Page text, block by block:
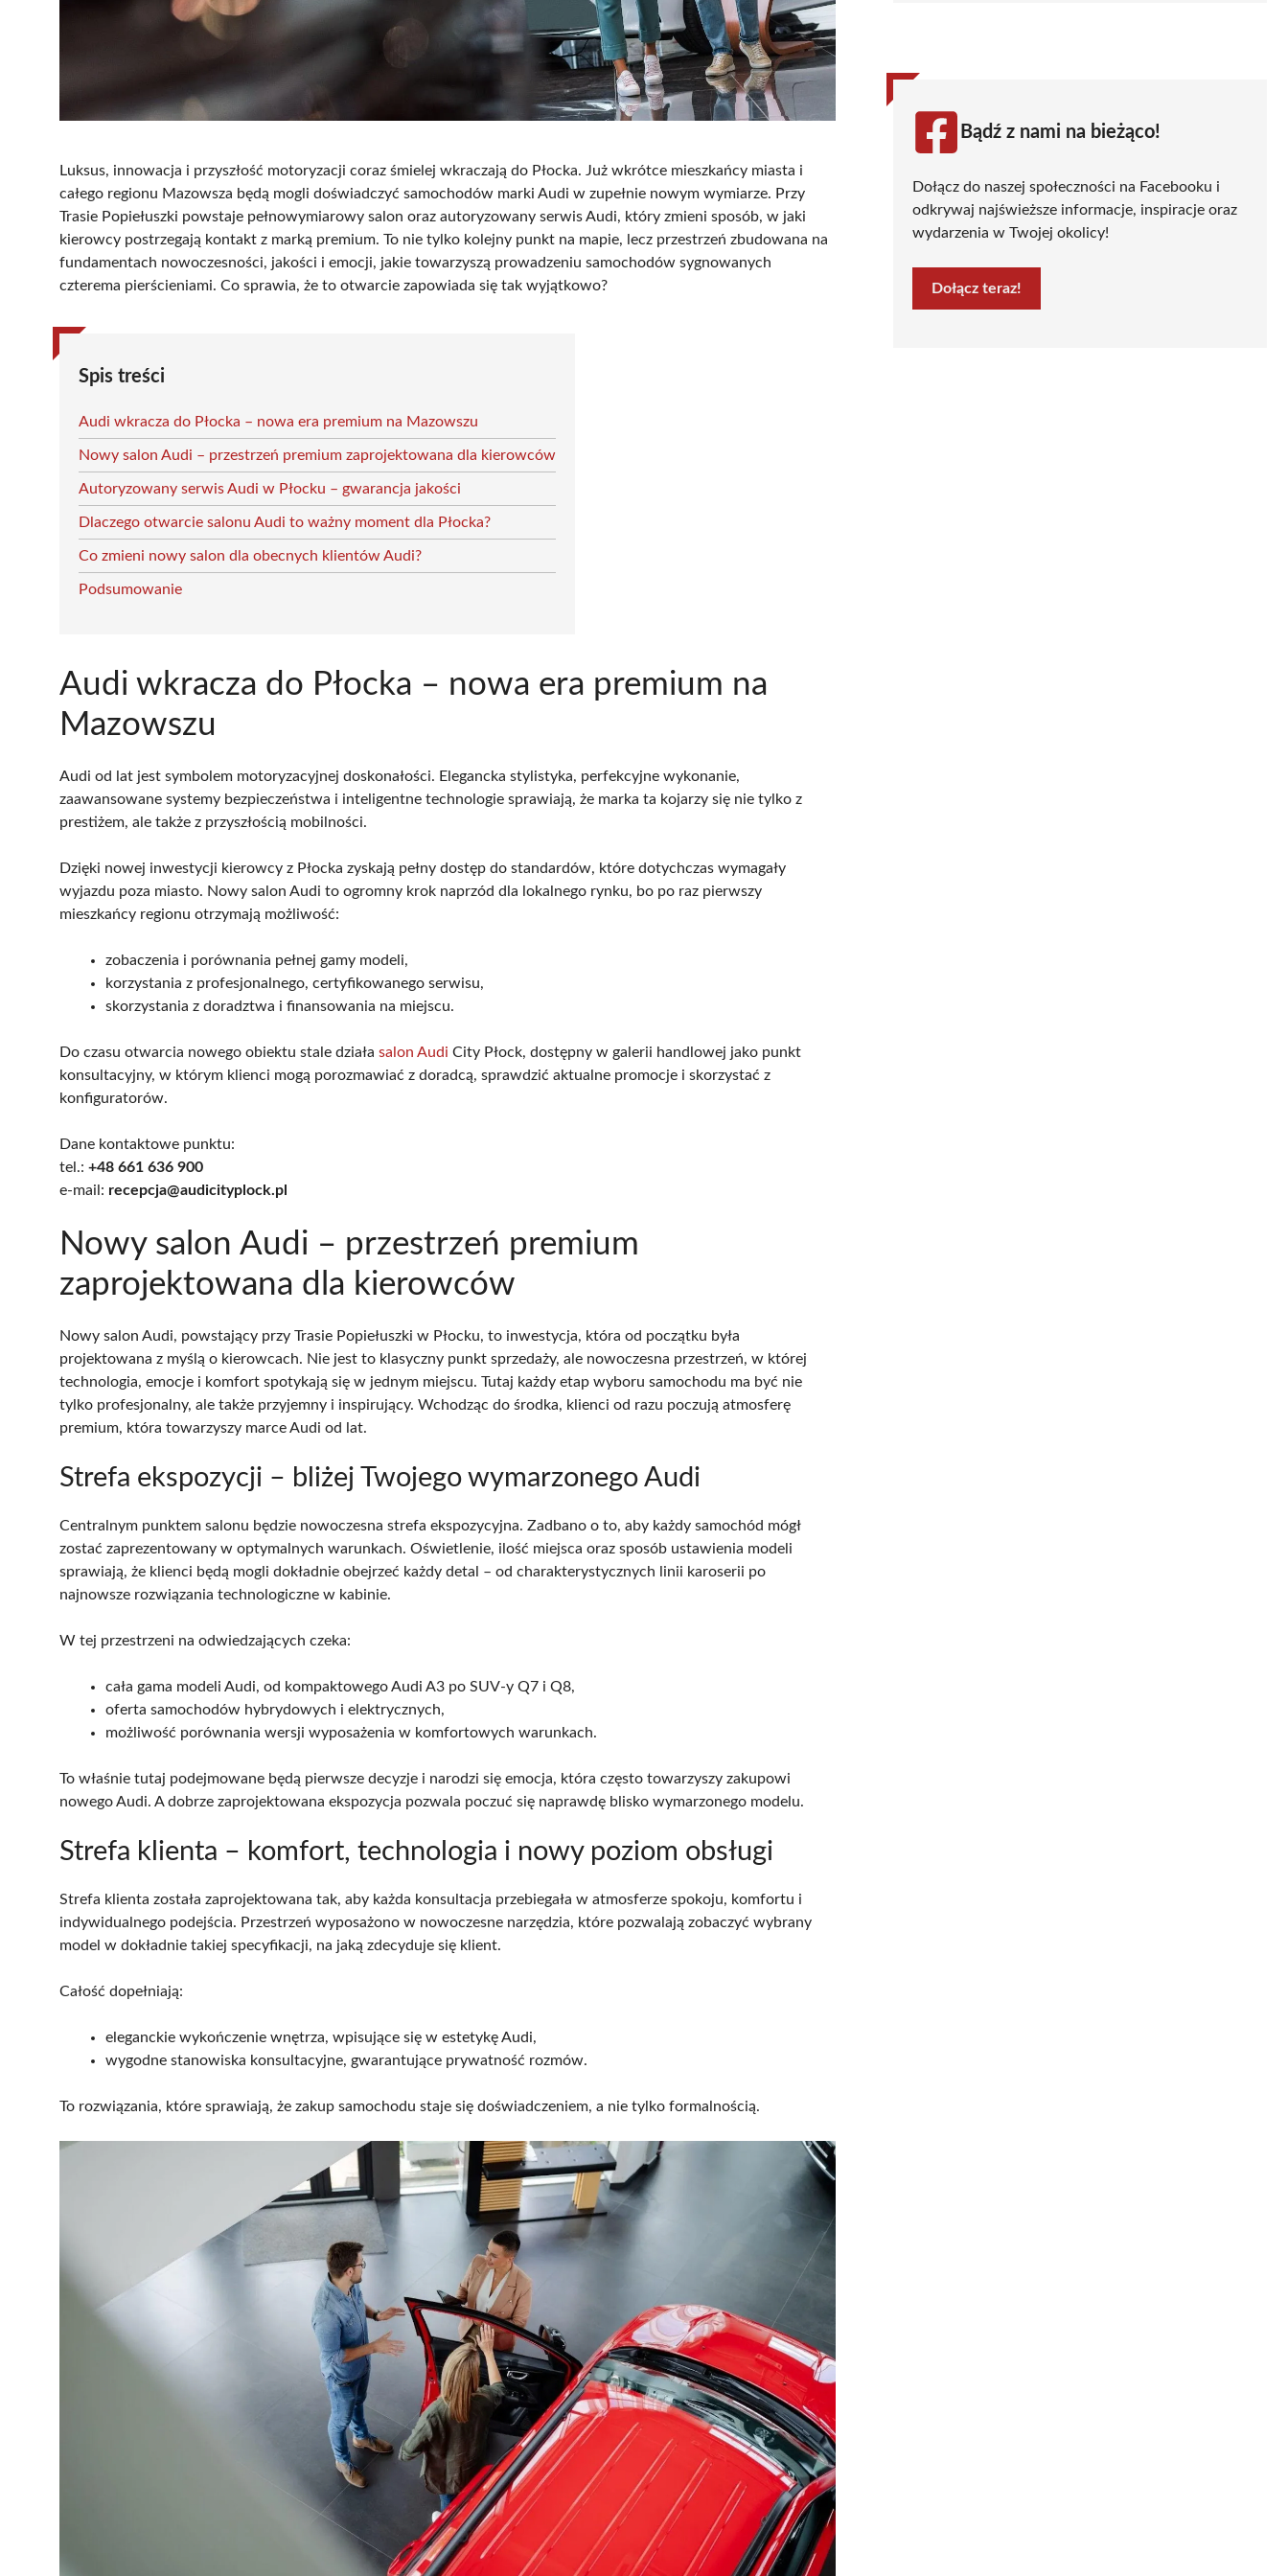
Luksus, innowacja i przyszłość motoryzacji coraz śmielej wkraczają do Płocka. Już wkrótce mieszkańcy miasta i
całego regionu Mazowsza będą mogli doświadczyć samochodów marki Audi w zupełnie nowym wymiarze. Przy
Trasie Popiełuszki powstaje pełnowymiarowy salon oraz autoryzowany serwis Audi, który zmieni sposób, w jaki
kierowcy postrzegają kontakt z marką premium. To nie tylko kolejny punkt na mapie, lecz przestrzeń zbudowana na
fundamentach nowoczesności, jakości i emocji, jakie towarzyszą prowadzeniu samochodów sygnowanych
czterema pierścieniami. Co sprawia, że to otwarcie zapowiada się tak wyjątkowo?
Spis treści
Audi wkracza do Płocka – nowa era premium na Mazowszu
Nowy salon Audi – przestrzeń premium zaprojektowana dla kierowców
Autoryzowany serwis Audi w Płocku – gwarancja jakości
Dlaczego otwarcie salonu Audi to ważny moment dla Płocka?
Co zmieni nowy salon dla obecnych klientów Audi?
Podsumowanie
Audi wkracza do Płocka – nowa era premium na
Mazowszu
Audi od lat jest symbolem motoryzacyjnej doskonałości. Elegancka stylistyka, perfekcyjne wykonanie,
zaawansowane systemy bezpieczeństwa i inteligentne technologie sprawiają, że marka ta kojarzy się nie tylko z
prestiżem, ale także z przyszłością mobilności.
Dzięki nowej inwestycji kierowcy z Płocka zyskają pełny dostęp do standardów, które dotychczas wymagały
wyjazdu poza miasto. Nowy salon Audi to ogromny krok naprzód dla lokalnego rynku, bo po raz pierwszy
mieszkańcy regionu otrzymają możliwość:
zobaczenia i porównania pełnej gamy modeli,
korzystania z profesjonalnego, certyfikowanego serwisu,
skorzystania z doradztwa i finansowania na miejscu.
Do czasu otwarcia nowego obiektu stale działa salon Audi City Płock, dostępny w galerii handlowej jako punkt
konsultacyjny, w którym klienci mogą porozmawiać z doradcą, sprawdzić aktualne promocje i skorzystać z
konfiguratorów.
Dane kontaktowe punktu:
tel.: +48 661 636 900
e-mail: recepcja@audicityplock.pl
Nowy salon Audi – przestrzeń premium
zaprojektowana dla kierowców
Nowy salon Audi, powstający przy Trasie Popiełuszki w Płocku, to inwestycja, która od początku była
projektowana z myślą o kierowcach. Nie jest to klasyczny punkt sprzedaży, ale nowoczesna przestrzeń, w której
technologia, emocje i komfort spotykają się w jednym miejscu. Tutaj każdy etap wyboru samochodu ma być nie
tylko profesjonalny, ale także przyjemny i inspirujący. Wchodząc do środka, klienci od razu poczują atmosferę
premium, która towarzyszy marce Audi od lat.
Strefa ekspozycji – bliżej Twojego wymarzonego Audi
Centralnym punktem salonu będzie nowoczesna strefa ekspozycyjna. Zadbano o to, aby każdy samochód mógł
zostać zaprezentowany w optymalnych warunkach. Oświetlenie, ilość miejsca oraz sposób ustawienia modeli
sprawiają, że klienci będą mogli dokładnie obejrzeć każdy detal – od charakterystycznych linii karoserii po
najnowsze rozwiązania technologiczne w kabinie.
W tej przestrzeni na odwiedzających czeka:
cała gama modeli Audi, od kompaktowego Audi A3 po SUV-y Q7 i Q8,
oferta samochodów hybrydowych i elektrycznych,
możliwość porównania wersji wyposażenia w komfortowych warunkach.
To właśnie tutaj podejmowane będą pierwsze decyzje i narodzi się emocja, która często towarzyszy zakupowi
nowego Audi. A dobrze zaprojektowana ekspozycja pozwala poczuć się naprawdę blisko wymarzonego modelu.
Strefa klienta – komfort, technologia i nowy poziom obsługi
Strefa klienta została zaprojektowana tak, aby każda konsultacja przebiegała w atmosferze spokoju, komfortu i
indywidualnego podejścia. Przestrzeń wyposażono w nowoczesne narzędzia, które pozwalają zobaczyć wybrany
model w dokładnie takiej specyfikacji, na jaką zdecyduje się klient.
Całość dopełniają:
eleganckie wykończenie wnętrza, wpisujące się w estetykę Audi,
wygodne stanowiska konsultacyjne, gwarantujące prywatność rozmów.
To rozwiązania, które sprawiają, że zakup samochodu staje się doświadczeniem, a nie tylko formalnością.
Bądź z nami na bieżąco!
Dołącz do naszej społeczności na Facebooku i
odkrywaj najświeższe informacje, inspiracje oraz
wydarzenia w Twojej okolicy!
Dołącz teraz!